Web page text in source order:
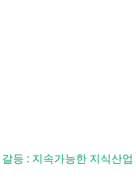
등 : 지속가능한 지식산업